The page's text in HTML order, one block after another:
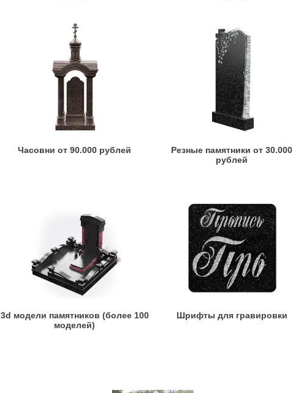
Часовни от 90.000 рублей
Резные памятники от 30.000
рублей
3d модели памятников (более 100
моделей)
Шрифты для гравировки